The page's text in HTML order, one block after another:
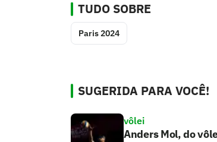
TUDO SOBRE
Paris 2024
SUGERIDA PARA VOCÊ!
vôlei
Anders Mol, do